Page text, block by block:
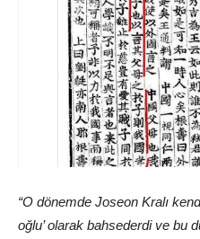
“O dönemde Joseon Kralı
oğlu’ olarak bahsederdi ve bu